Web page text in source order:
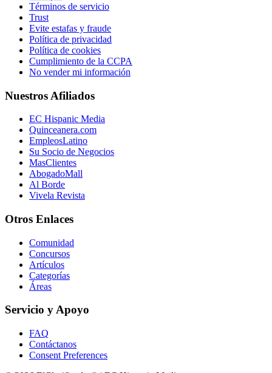
Términos de servicio
Trust
Evite estafas y fraude
Política de privacidad
Política de cookies
Cumplimiento de la CCPA
No vender mi información
Nuestros Afiliados
EC Hispanic Media
Quinceanera.com
EmpleosLatino
Su Socio de Negocios
MasClientes
AbogadoMall
Al Borde
Vivela Revista
Otros Enlaces
Comunidad
Concursos
Artículos
Categorías
Áreas
Servicio y Apoyo
FAQ
Contáctanos
Consent Preferences